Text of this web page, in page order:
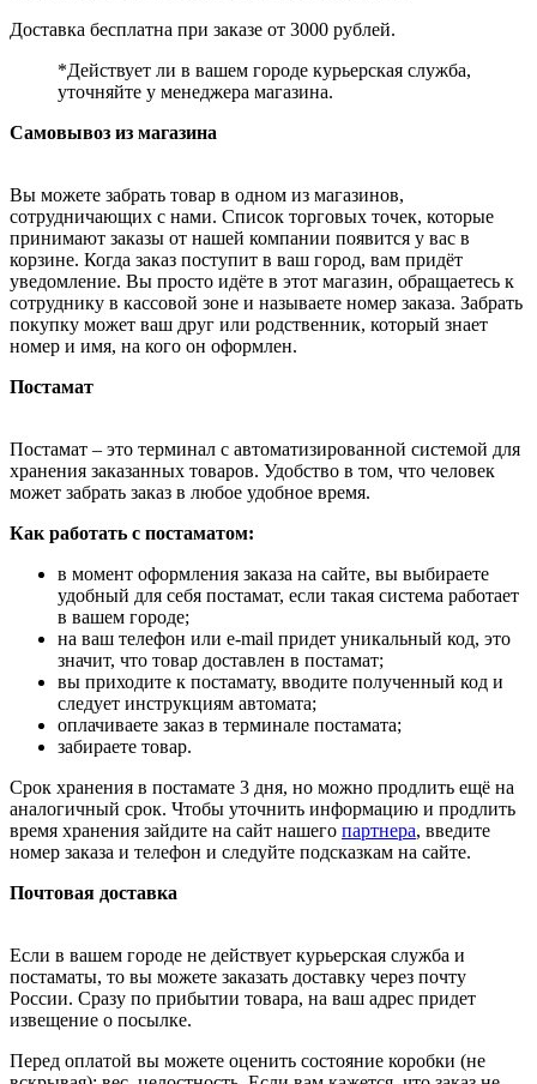
Доставка бесплатна при заказе от 3000 рублей.
*Действует ли в вашем городе курьерская служба,
уточняйте у менеджера магазина.
Самовывоз из магазина
Вы можете забрать товар в одном из магазинов,
сотрудничающих с нами. Список торговых точек, которые
принимают заказы от нашей компании появится у вас в
корзине. Когда заказ поступит в ваш город, вам придёт
уведомление. Вы просто идёте в этот магазин, обращаетесь к
сотруднику в кассовой зоне и называете номер заказа. Забрать
покупку может ваш друг или родственник, который знает
номер и имя, на кого он оформлен.
Постамат
Постамат – это терминал с автоматизированной системой для
хранения заказанных товаров. Удобство в том, что человек
может забрать заказ в любое удобное время.
Как работать с постаматом:
в момент оформления заказа на сайте, вы выбираете
удобный для себя постамат, если такая система работает
в вашем городе;
на ваш телефон или e-mail придет уникальный код, это
значит, что товар доставлен в постамат;
вы приходите к постамату, вводите полученный код и
следует инструкциям автомата;
оплачиваете заказ в терминале постамата;
забираете товар.
Срок хранения в постамате 3 дня, но можно продлить ещё на
аналогичный срок. Чтобы уточнить информацию и продлить
время хранения зайдите на сайт нашего партнера, введите
номер заказа и телефон и следуйте подсказкам на сайте.
Почтовая доставка
Если в вашем городе не действует курьерская служба и
постаматы, то вы можете заказать доставку через почту
России. Сразу по прибытии товара, на ваш адрес придет
извещение о посылке.
Перед оплатой вы можете оценить состояние коробки (не